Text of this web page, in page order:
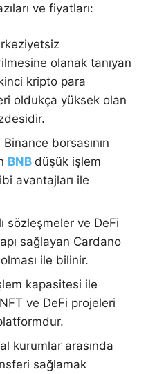
ve fiyatları:
olanak tanıyan
kripto para
oldukça yüksek olan
Binance borsasının
BNB düşük işlem
avantajları ile
sözleşmeler ve DeFi
sağlayan Cardano
ile bilinir.
kapasitesi ile
ve DeFi projeleri
kurumlar arasında
sağlamak